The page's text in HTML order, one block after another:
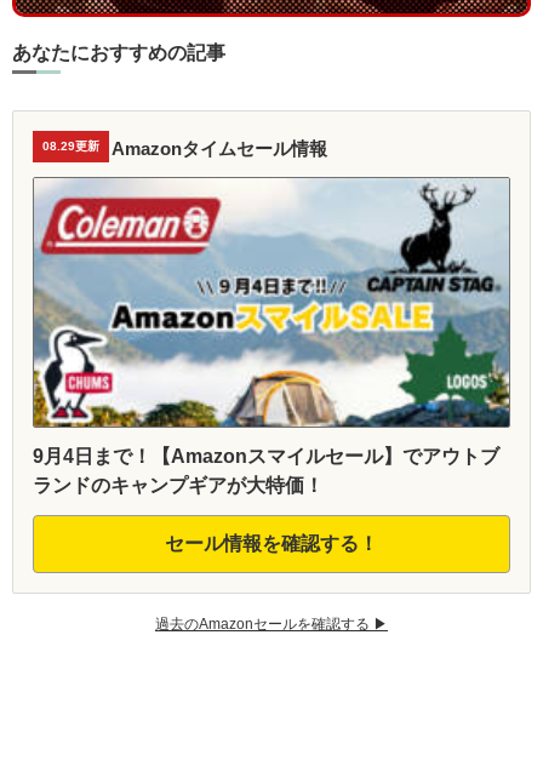
あなたにおすすめの記事
08.29更新 Amazonタイムセール情報
9月4日まで！【Amazonスマイルセール】でアウトブ
ランドのキャンプギアが大特価！
セール情報を確認する！
過去のAmazonセールを確認する ▶︎